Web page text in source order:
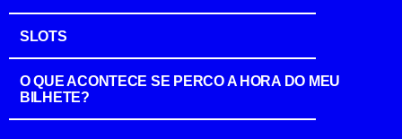
SLOTS
O QUE ACONTECE SE PERCO A HORA DO MEU
BILHETE?